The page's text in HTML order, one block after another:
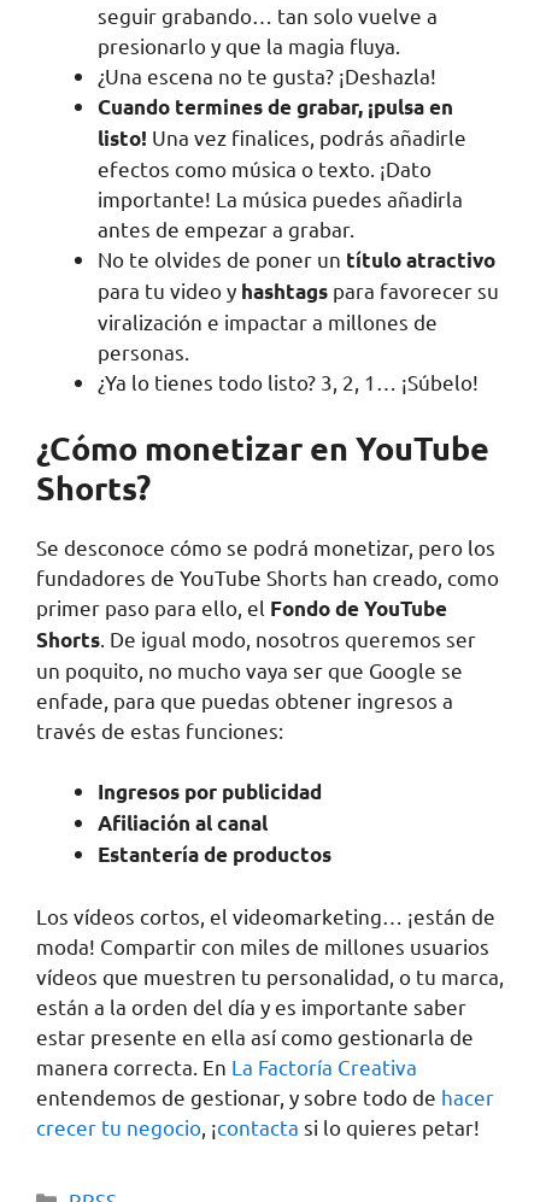
seguir grabando… tan solo vuelve a
presionarlo y que la magia fluya.
¿Una escena no te gusta? ¡Deshazla!
Cuando termines de grabar, ¡pulsa en
listo! Una vez finalices, podrás añadirle
efectos como música o texto. ¡Dato
importante! La música puedes añadirla
antes de empezar a grabar.
No te olvides de poner un título atractivo
para tu video y hashtags para favorecer su
viralización e impactar a millones de
personas.
¿Ya lo tienes todo listo? 3, 2, 1… ¡Súbelo!
¿Cómo monetizar en YouTube
Shorts?
Se desconoce cómo se podrá monetizar, pero los
fundadores de YouTube Shorts han creado, como
primer paso para ello, el Fondo de YouTube
Shorts . De igual modo, nosotros queremos ser
un poquito, no mucho vaya ser que Google se
enfade, para que puedas obtener ingresos a
través de estas funciones:
Ingresos por publicidad
Afiliación al canal
Estantería de productos
Los vídeos cortos, el videomarketing… ¡están de
moda! Compartir con miles de millones usuarios
vídeos que muestren tu personalidad, o tu marca,
están a la orden del día y es importante saber
estar presente en ella así como gestionarla de
manera correcta. En La Factoría Creativa
entendemos de gestionar, y sobre todo de hacer
crecer tu negocio , ¡contacta si lo quieres petar!